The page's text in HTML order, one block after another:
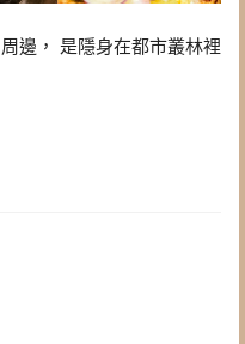
邊， 是隱身在都市叢林裡